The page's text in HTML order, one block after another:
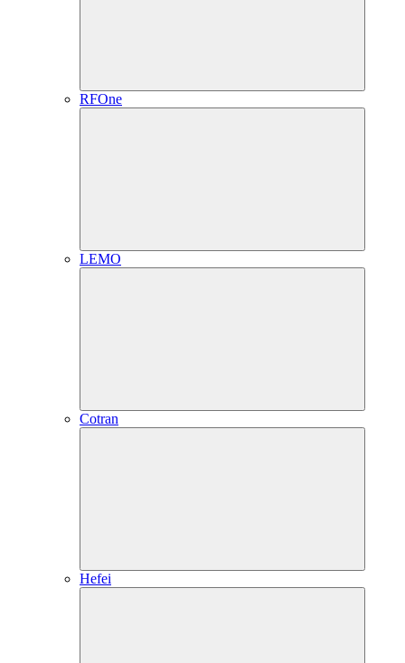
RFOne
LEMO
Cotran
Hefei